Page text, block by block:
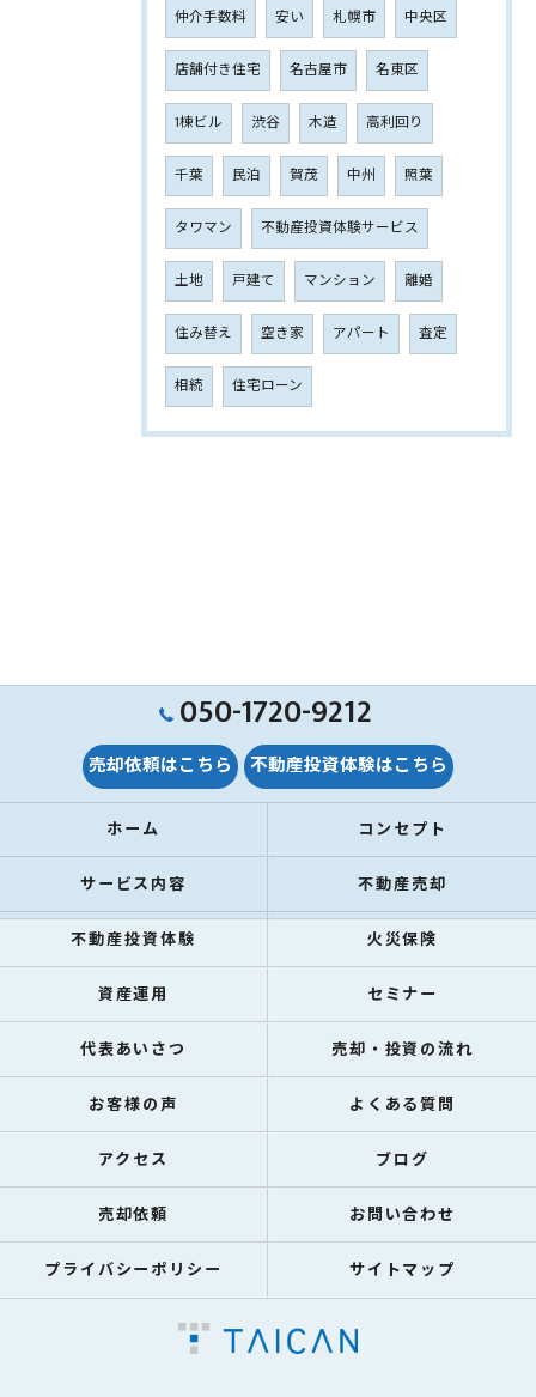
仲介手数料 安い 札幌市 中央区
店舗付き住宅 名古屋市 名東区
1棟ビル 渋谷 木造 高利回り
千葉 民泊 賀茂 中州 照葉
タワマン 不動産投資体験サービス
土地 戸建て マンション 離婚
住み替え 空き家 アパート 査定
相続 住宅ローン
050-1720-9212
売却依頼はこちら 不動産投資体験はこちら
ホーム コンセプト
サービス内容 不動産売却
不動産投資体験 火災保険
資産運用 セミナー
代表あいさつ 売却・投資の流れ
お客様の声 よくある質問
アクセス ブログ
売却依頼 お問い合わせ
プライバシーポリシー サイトマップ